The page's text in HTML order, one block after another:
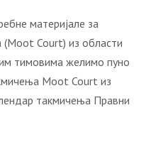
материјале за
(Moot Court) из области
тимовима желимо пуно
Moot Court из
такмичења Правни